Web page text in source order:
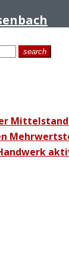
search